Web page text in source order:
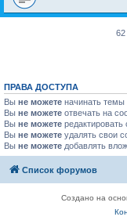
ПРАВА ДОСТУПА
Вы не можете начинать темы
Вы не можете отвечать на
Вы не можете
Вы не можете удалять свои
Вы не можете добавлять
Список форумов
Создано на